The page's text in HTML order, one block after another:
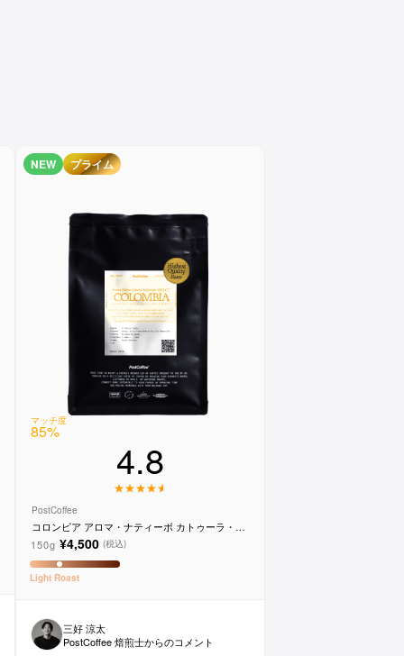
NEW プライム
マッチ度
85%
4.8
PostCoffee
コロンビア アロマ・ナティーボ カトゥーラ・メ
ホラード 454 LCT
150g ¥4,500 (税込)
Light Roast
三好 涼太
PostCoffee 焙煎士からのコメント